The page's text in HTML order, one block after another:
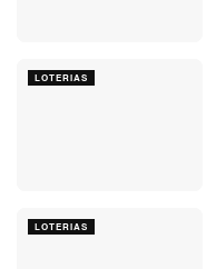
LOTERIAS
LOTERIAS